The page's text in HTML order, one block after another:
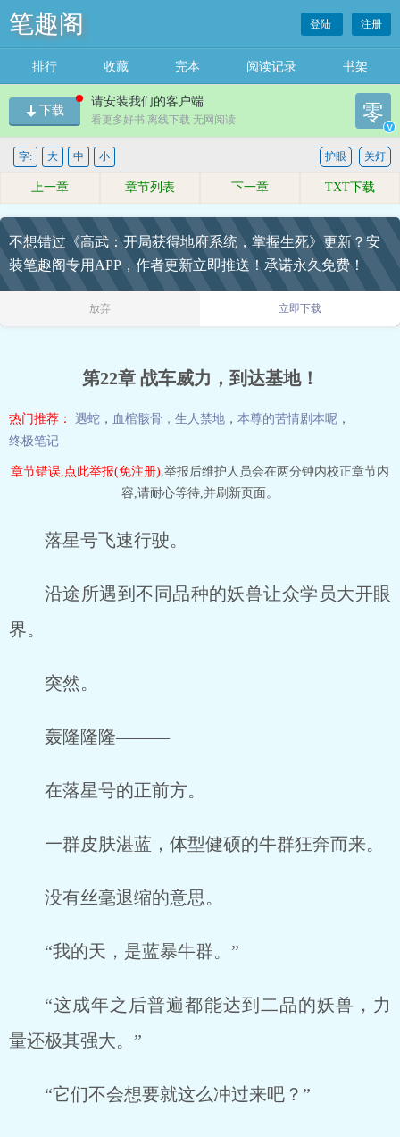
笔趣阁 登陆 注册
排行 收藏 完本 阅读记录 书架
下载
请安装我们的客户端
看更多好书 离线下载 无网阅读 零
v
字: 大 中 小 关灯
护眼
上一章 章节列表 下一章 TXT下载
不想错过《高武：开局获得地府系统，掌握生死》更新？安
装笔趣阁专用APP，作者更新立即推送！承诺永久免费！
放弃 立即下载
第22章 战车威力，到达基地！
热门推荐： 遇蛇 ， 血棺骸骨，生人禁地 ， 本尊的苦情剧本呢 ，
终极笔记
章节错误,点此举报(免注册),举报后维护人员会在两分钟内校正章节内
容,请耐心等待,并刷新页面。
落星号飞速行驶。
沿途所遇到不同品种的妖兽让众学员大开眼
界。
突然。
轰隆隆隆———
在落星号的正前方。
一群皮肤湛蓝，体型健硕的牛群狂奔而来。
没有丝毫退缩的意思。
“我的天，是蓝暴牛群。”
“这成年之后普遍都能达到二品的妖兽，力
量还极其强大。”
“它们不会想要就这么冲过来吧？”